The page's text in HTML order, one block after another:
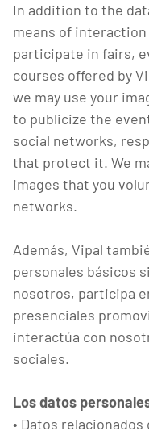
In addition to the
means of
participate in fairs,
courses offered by
we may use your
to publicize the
social networks,
that protect it. We
images that you
networks.
Además, Vipal
personales básicos
nosotros, participa
presenciales
interactúa con
sociales.
Los datos
• Datos